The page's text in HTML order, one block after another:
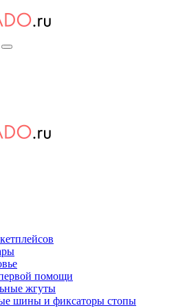
помощи
жгуты
шины и фиксаторы стопы